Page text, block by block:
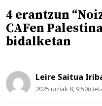
4 erantzun
CAFen
bidalketan
Leire Saitua
2025 urriak 8,